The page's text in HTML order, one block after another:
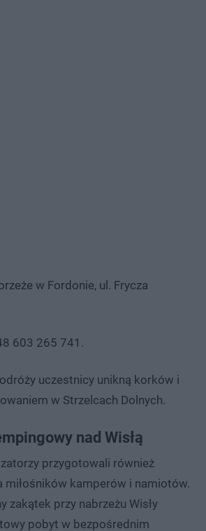
w Fordonie, ul. Frycza
603 265 741.
uczestnicy unikną korków i
w Strzelcach Dolnych.
nad Wisłą
przygotowali również
miłośników kamperów i namiotów.
zakątek przy nabrzeżu Wisły
pobyt w bezpośrednim